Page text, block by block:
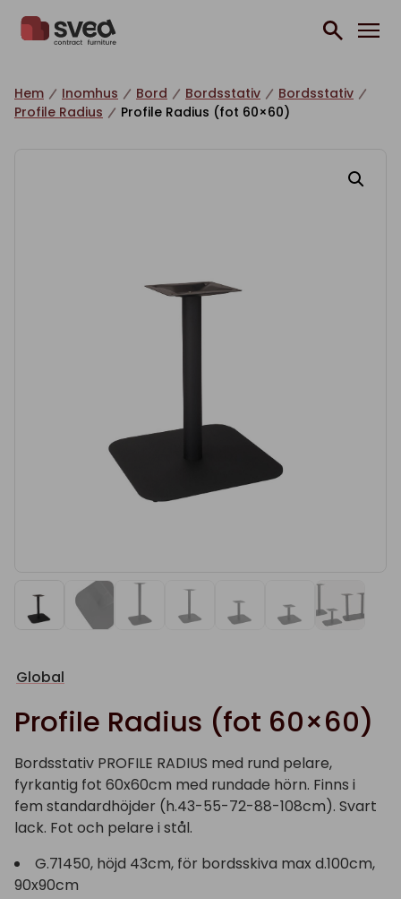
Hem Inomhus Bord Bordsstativ
Bordsstativ
Profile Radius
Profile Radius (fot 60×60)
Global
Profile Radius (fot 60×60)
Bordsstativ PROFILE RADIUS med rund pelare,
fyrkantig fot 60x60cm med rundade hörn. Finns i
fem standardhöjder (h.43-55-72-88-108cm). Svart
lack. Fot och pelare i stål.
G.71450, höjd 43cm, för bordsskiva max d.100cm,
90x90cm